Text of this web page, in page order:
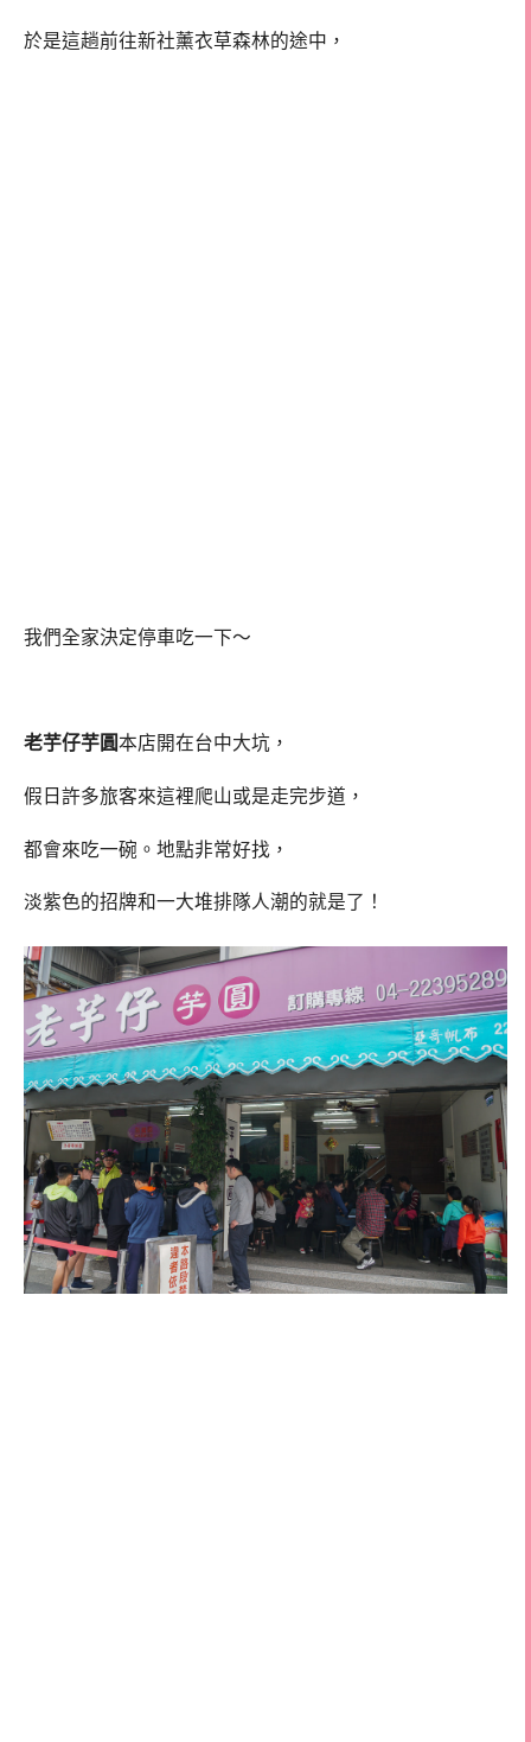
於是這趟前往新社薰衣草森林的途中，
我們全家決定停車吃一下～
老芋仔芋圓本店開在台中大坑，
假日許多旅客來這裡爬山或是走完步道，
都會來吃一碗。地點非常好找，
淡紫色的招牌和一大堆排隊人潮的就是了！